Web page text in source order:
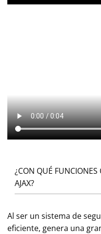
¿CON QUÉ FUNCIONES
AJAX?
Al ser un sistema de
eficiente, genera una